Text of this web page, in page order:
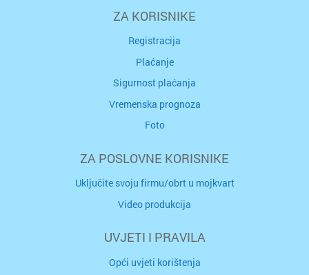
ZA KORISNIKE
Registracija
Plaćanje
Sigurnost plaćanja
Vremenska prognoza
Foto
ZA POSLOVNE KORISNIKE
Uključite svoju firmu/obrt u mojkvart
Video produkcija
UVJETI I PRAVILA
Opći uvjeti korištenja